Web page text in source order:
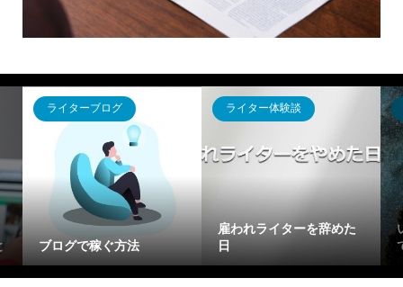
ライターブログ
ブログで稼ぐ方法
ライター体験談
雇われライターを辞めた
日